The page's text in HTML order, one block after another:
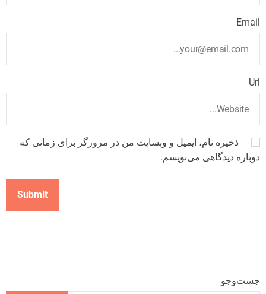
Email
Url
ذخیره نام، ایمیل و وبسایت من در مرورگر برای زمانی که
دوباره دیدگاهی می‌نویسم.
جست‌وجو